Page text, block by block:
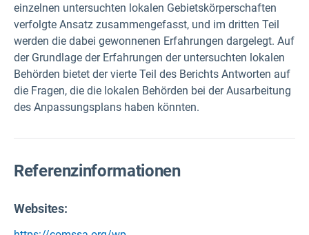
einzelnen untersuchten lokalen Gebietskörperschaften
verfolgte Ansatz zusammengefasst, und im dritten Teil
werden die dabei gewonnenen Erfahrungen dargelegt. Auf
der Grundlage der Erfahrungen der untersuchten lokalen
Behörden bietet der vierte Teil des Berichts Antworten auf
die Fragen, die die lokalen Behörden bei der Ausarbeitung
des Anpassungsplans haben könnten.
Referenzinformationen
Websites: